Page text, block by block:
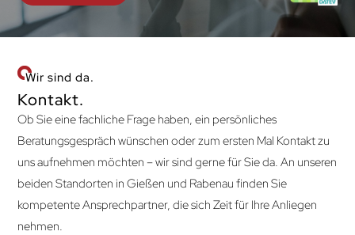
Wir sind da.
Kontakt.
Ob Sie eine fachliche Frage haben, ein persönliches
Beratungsgespräch wünschen oder zum ersten Mal Kontakt zu
uns aufnehmen möchten – wir sind gerne für Sie da. An unseren
beiden Standorten in Gießen und Rabenau finden Sie
kompetente Ansprechpartner, die sich Zeit für Ihre Anliegen
nehmen.